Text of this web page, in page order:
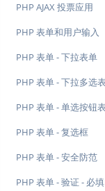
PHP AJAX 投票应用
PHP 表单和用户输入
PHP 表单 - 下拉表单
PHP 表单 - 下拉多选
PHP 表单 - 单选按钮
PHP 表单 - 复选框
PHP 表单 - 安全防范
PHP 表单 - 验证 - 必填